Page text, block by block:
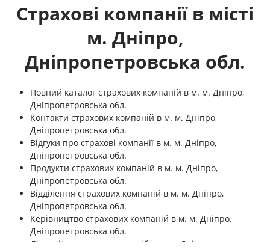
Страхові компанії в місті
м. Дніпро,
Дніпропетровська обл.
Повний каталог страхових компаній в м. м. Дніпро,
Дніпропетровська обл.
Контакти страхових компаній в м. м. Дніпро,
Дніпропетровська обл.
Відгуки про страхові компанії в м. м. Дніпро,
Дніпропетровська обл.
Продукти страхових компаній в м. м. Дніпро,
Дніпропетровська обл.
Відділення страхових компаній в м. м. Дніпро,
Дніпропетровська обл.
Керівництво страхових компаній в м. м. Дніпро,
Дніпропетровська обл.
Ліцензії страхових компаній в м. м. Дніпро,